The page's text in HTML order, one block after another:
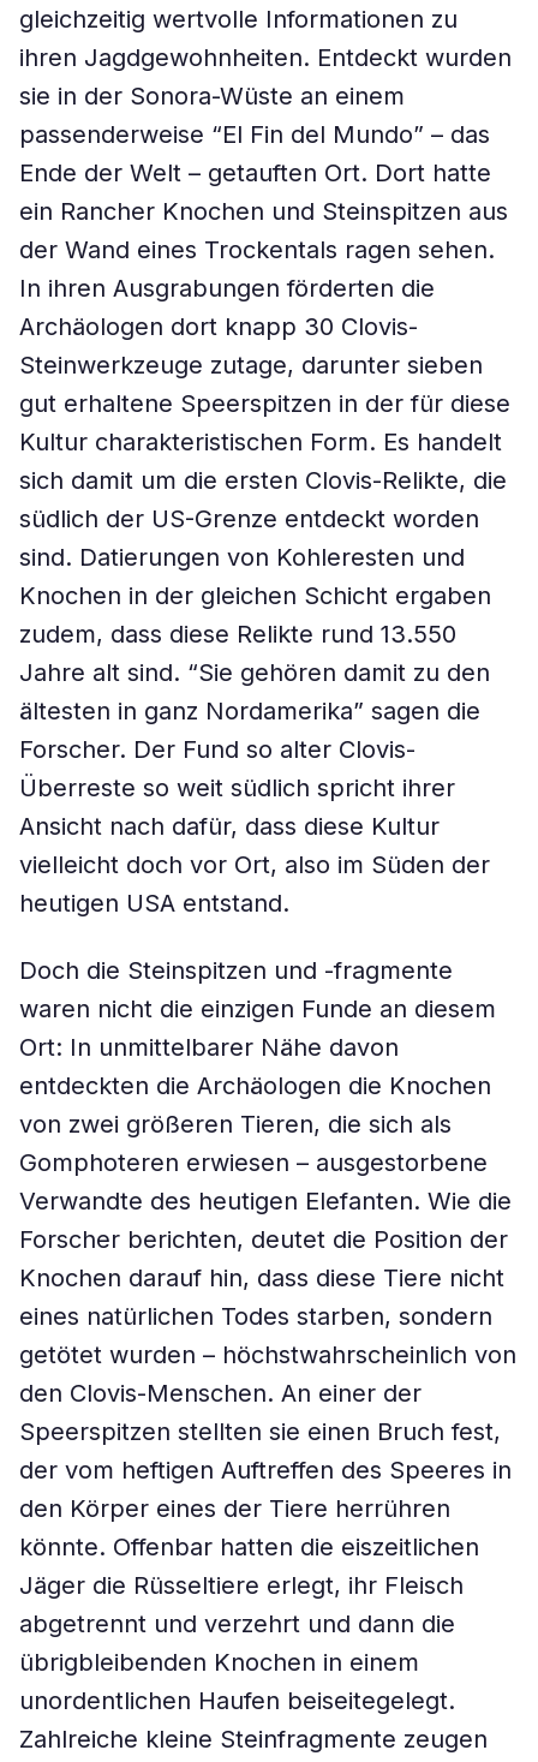
gleichzeitig wertvolle Informationen zu
ihren Jagdgewohnheiten. Entdeckt wurden
sie in der Sonora-Wüste an einem
passenderweise “El Fin del Mundo” – das
Ende der Welt – getauften Ort. Dort hatte
ein Rancher Knochen und Steinspitzen aus
der Wand eines Trockentals ragen sehen.
In ihren Ausgrabungen förderten die
Archäologen dort knapp 30 Clovis-
Steinwerkzeuge zutage, darunter sieben
gut erhaltene Speerspitzen in der für diese
Kultur charakteristischen Form. Es handelt
sich damit um die ersten Clovis-Relikte, die
südlich der US-Grenze entdeckt worden
sind. Datierungen von Kohleresten und
Knochen in der gleichen Schicht ergaben
zudem, dass diese Relikte rund 13.550
Jahre alt sind. “Sie gehören damit zu den
ältesten in ganz Nordamerika” sagen die
Forscher. Der Fund so alter Clovis-
Überreste so weit südlich spricht ihrer
Ansicht nach dafür, dass diese Kultur
vielleicht doch vor Ort, also im Süden der
heutigen USA entstand.
Doch die Steinspitzen und -fragmente
waren nicht die einzigen Funde an diesem
Ort: In unmittelbarer Nähe davon
entdeckten die Archäologen die Knochen
von zwei größeren Tieren, die sich als
Gomphoteren erwiesen – ausgestorbene
Verwandte des heutigen Elefanten. Wie die
Forscher berichten, deutet die Position der
Knochen darauf hin, dass diese Tiere nicht
eines natürlichen Todes starben, sondern
getötet wurden – höchstwahrscheinlich von
den Clovis-Menschen. An einer der
Speerspitzen stellten sie einen Bruch fest,
der vom heftigen Auftreffen des Speeres in
den Körper eines der Tiere herrühren
könnte. Offenbar hatten die eiszeitlichen
Jäger die Rüsseltiere erlegt, ihr Fleisch
abgetrennt und verzehrt und dann die
übrigbleibenden Knochen in einem
unordentlichen Haufen beiseitegelegt.
Zahlreiche kleine Steinfragmente zeugen